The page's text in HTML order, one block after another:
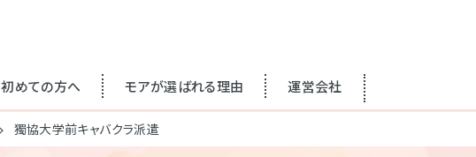
初めての方へ モアが選ばれる理由 運営会社
獨協大学前キャバクラ派遣